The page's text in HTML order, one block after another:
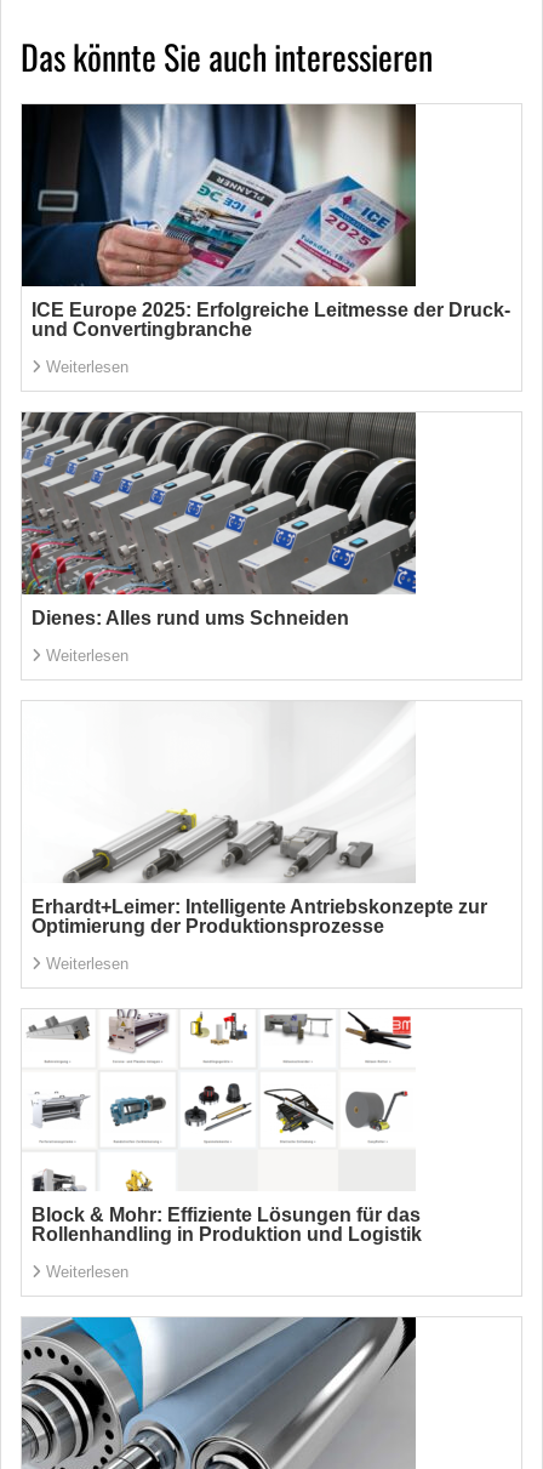
Das könnte Sie auch interessieren
ICE Europe 2025: Erfolgreiche Leitmesse der Druck-
und Convertingbranche
Weiterlesen
Dienes: Alles rund ums Schneiden
Weiterlesen
Erhardt+Leimer: Intelligente Antriebskonzepte zur
Optimierung der Produktionsprozesse
Weiterlesen
Block & Mohr: Effiziente Lösungen für das
Rollenhandling in Produktion und Logistik
Weiterlesen